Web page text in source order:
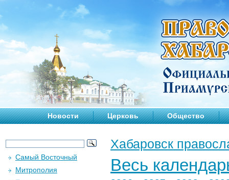
Новости Церковь Общество
Хабаровск
Весь
Самый Восточный
Митрополия